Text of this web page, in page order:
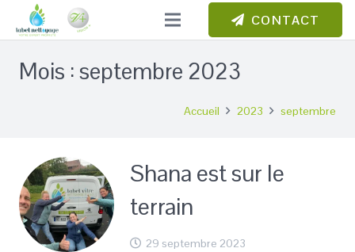
CONTACT
Mois :septembre 2023
Accueil 2023 septembre
Shana est sur le
terrain
29 septembre 2023